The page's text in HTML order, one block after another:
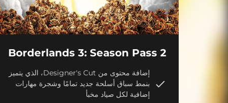
Borderlands 3: Season Pass 2
إضافة محتوى من Designer's Cut، الذي يتميز
بنمط سباق أسلحة جديد تمامًا وشجرة مهارات
إضافية لكل صياد مخبأ